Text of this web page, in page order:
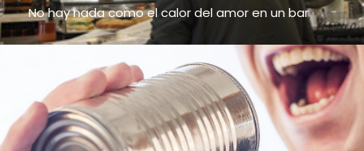
No hay nada como el calor del amor en un bar